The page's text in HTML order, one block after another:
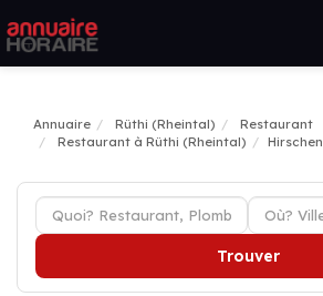
Annuaire Rüthi (Rheintal)
Restaurant
Restaurant à Rüthi (Rheintal)
Hirschen
Trouver